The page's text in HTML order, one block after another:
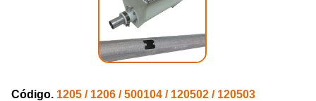
Código. 1205 / 1206 / 500104 / 120502 / 120503